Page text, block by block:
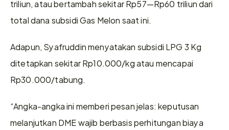
triliun, atau bertambah sekitar Rp57—Rp60 triliun dari
total dana subsidi Gas Melon saat ini.
Adapun, Syafruddin menyatakan subsidi LPG 3 Kg
ditetapkan sekitar Rp10.000/kg atau mencapai
Rp30.000/tabung.
“Angka-angka ini memberi pesan jelas: keputusan
melanjutkan DME wajib berbasis perhitungan biaya